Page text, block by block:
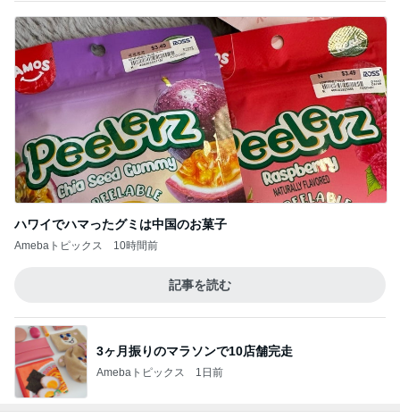
ハワイでハマったグミは中国のお菓子
Amebaトピックス 10時間前
記事を読む
3ヶ月振りのマラソンで10店舗完走
Amebaトピックス 1日前